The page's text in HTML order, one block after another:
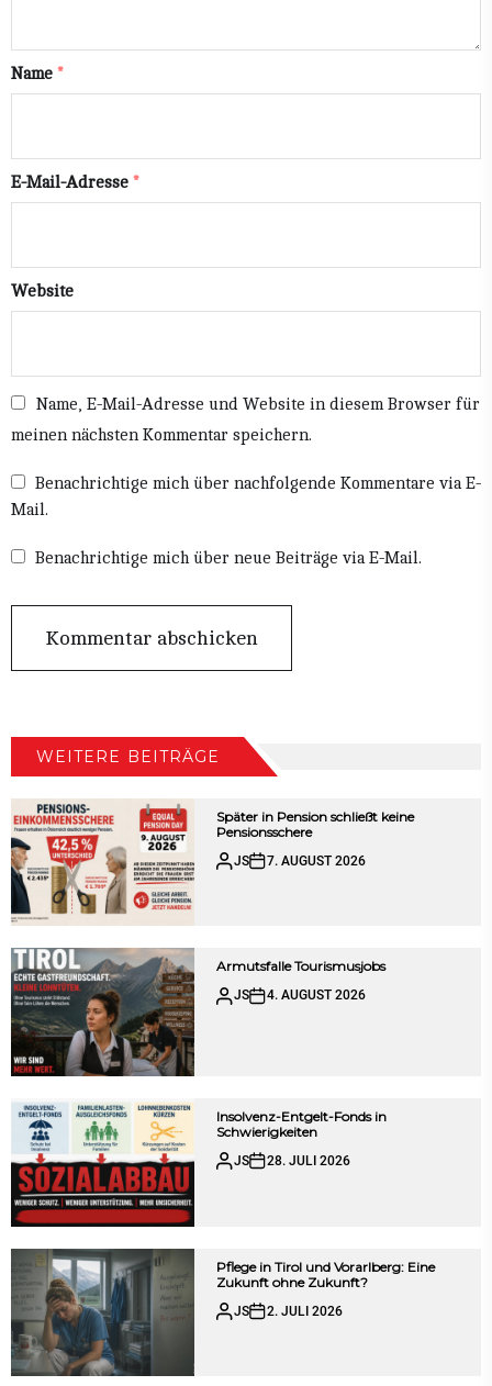
Name *
E-Mail-Adresse *
Website
Name, E-Mail-Adresse und Website in diesem Browser für
meinen nächsten Kommentar speichern.
Benachrichtige mich über nachfolgende Kommentare via E-
Mail.
Benachrichtige mich über neue Beiträge via E-Mail.
WEITERE BEITRÄGE
Später in Pension schließt keine
Pensionsschere
JS 7. AUGUST 2026
Armutsfalle Tourismusjobs
JS 4. AUGUST 2026
Insolvenz-Entgelt-Fonds in
Schwierigkeiten
JS 28. JULI 2026
Pflege in Tirol und Vorarlberg: Eine
Zukunft ohne Zukunft?
JS 2. JULI 2026